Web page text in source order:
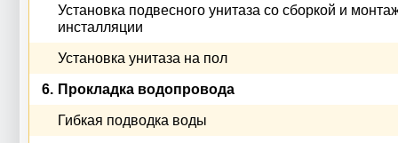
Установка подвесного унитаза со сборкой и
инсталляции
Установка унитаза на пол
6. Прокладка водопровода
Гибкая подводка воды